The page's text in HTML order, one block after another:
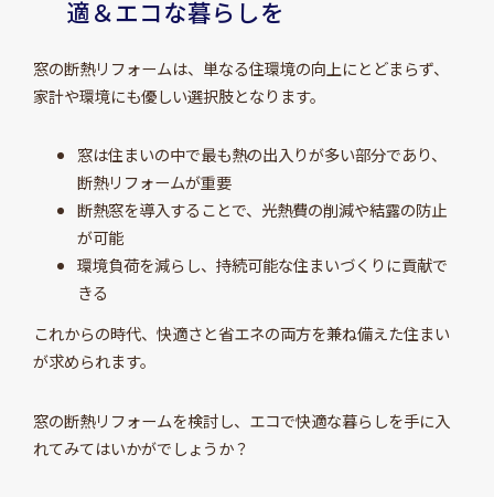
適＆エコな暮らしを
窓の断熱リフォームは、単なる住環境の向上にとどまらず、
家計や環境にも優しい選択肢となります。
窓は住まいの中で最も熱の出入りが多い部分であり、
断熱リフォームが重要
断熱窓を導入することで、光熱費の削減や結露の防止
が可能
環境負荷を減らし、持続可能な住まいづくりに貢献で
きる
これからの時代、快適さと省エネの両方を兼ね備えた住まい
が求められます。
窓の断熱リフォームを検討し、エコで快適な暮らしを手に入
れてみてはいかがでしょうか？